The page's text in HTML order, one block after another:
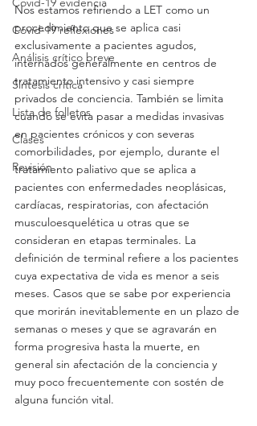
Covid-19 reflexiones
Análisis crítico breve
Síntesis crítica
Lista de folletos
Clases
Revisión
Nos estamos refiriendo a LET como un
procedimiento que se aplica casi
exclusivamente a pacientes agudos,
internados generalmente en centros de
tratamiento intensivo y casi siempre
privados de conciencia. También se limita
cuando se evita pasar a medidas invasivas
en pacientes crónicos y con severas
comorbilidades, por ejemplo, durante el
tratamiento paliativo que se aplica a
pacientes con enfermedades neoplásicas,
cardíacas, respiratorias, con afectación
musculoesquelética u otras que se
consideran en etapas terminales. La
definición de terminal refiere a los pacientes
cuya expectativa de vida es menor a seis
meses. Casos que se sabe por experiencia
que morirán inevitablemente en un plazo de
semanas o meses y que se agravarán en
forma progresiva hasta la muerte, en
general sin afectación de la conciencia y
muy poco frecuentemente con sostén de
alguna función vital.